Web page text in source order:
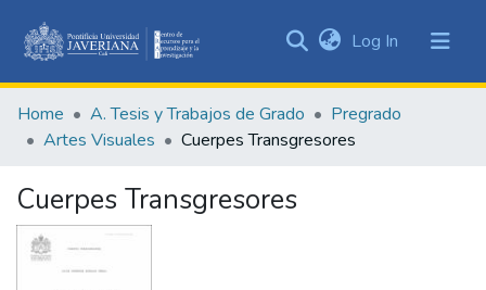
&
Collections
Statistics
Log In (current)
Home A. Tesis y Trabajos de Grado
Pregrado
Artes Visuales
Cuerpes Transgresores
Cuerpes Transgresores